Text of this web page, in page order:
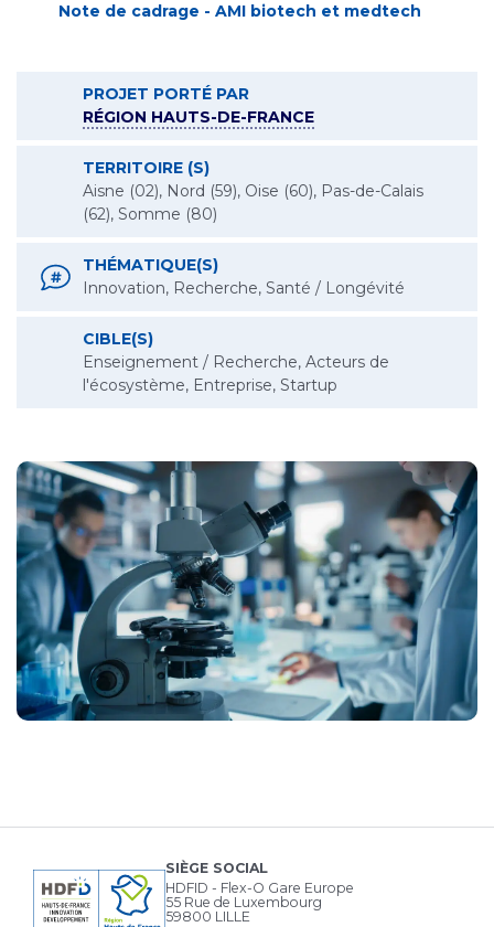
Note de cadrage - AMI biotech et medtech
PROJET PORTÉ PAR
RÉGION HAUTS-DE-FRANCE
TERRITOIRE (S)
Aisne (02), Nord (59), Oise (60), Pas-de-Calais
(62), Somme (80)
THÉMATIQUE(S)
Innovation, Recherche, Santé / Longévité
CIBLE(S)
Enseignement / Recherche, Acteurs de
l'écosystème, Entreprise, Startup
SIÈGE SOCIAL
HDFID - Flex-O Gare Europe
55 Rue de Luxembourg
59800 LILLE